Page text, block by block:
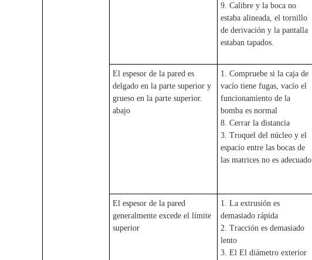
9. Calibre y la boca no
estaba alineada, el tornillo
de derivación y la pantalla
estaban tapados.
El espesor de la pared es
delgado en la parte superior y
grueso en la parte superior.
abajo
1. Compruebe si la caja de
vacío tiene fugas, vacío el
funcionamiento de la
bomba es normal
8. Cerrar la distancia
3. Troquel del núcleo y el
espacio entre las bocas de
las matrices no es adecuado
El espesor de la pared
generalmente excede el límite
superior
1. La extrusión es
demasiado rápida
2. Tracción es demasiado
lento
3. El El diámetro exterior